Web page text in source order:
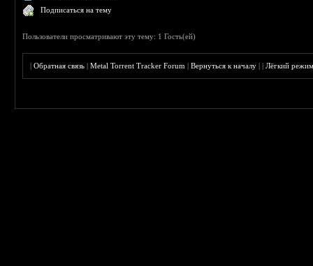
Подписаться на тему
Пользователи просматривают эту тему: 1 Гость(ей)
|Обратная связь |Metal Torrent Tracker Forum |Вернуться к началу ||Лёгкий